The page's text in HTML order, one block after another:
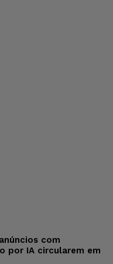
com
por IA circularem em